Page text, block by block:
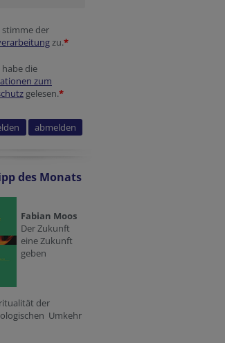
stimme der
zu.*
habe die
zum
gelesen.*
des Monats
Fabian Moos
Der Zukunft
eine Zukunft
geben
der
Umkehr